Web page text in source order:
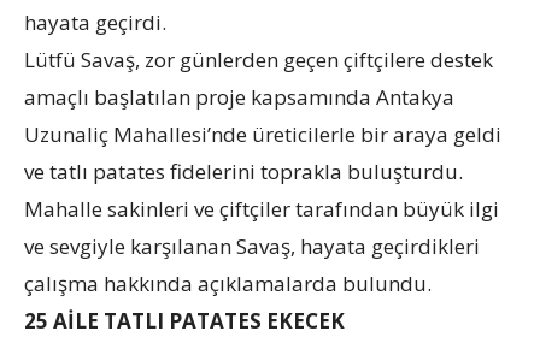
hayata geçirdi.
Lütfü Savaş, zor günlerden geçen çiftçilere destek
amaçlı başlatılan proje kapsamında Antakya
Uzunaliç Mahallesi’nde üreticilerle bir araya geldi
ve tatlı patates fidelerini toprakla buluşturdu.
Mahalle sakinleri ve çiftçiler tarafından büyük ilgi
ve sevgiyle karşılanan Savaş, hayata geçirdikleri
çalışma hakkında açıklamalarda bulundu.
25 AİLE TATLI PATATES EKECEK